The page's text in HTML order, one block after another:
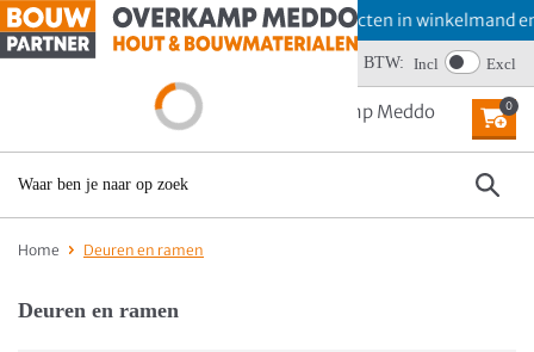
Offerte aanvragen? Plaats producten in winkelmand en kies
Wij scoren een 4,6 BTW: Incl Excl
0
Home Deuren en ramen
Deuren en ramen